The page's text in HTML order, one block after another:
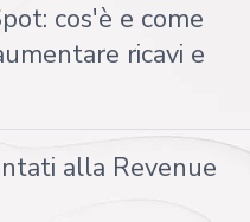
cos'è e come
ricavi e
alla Revenue